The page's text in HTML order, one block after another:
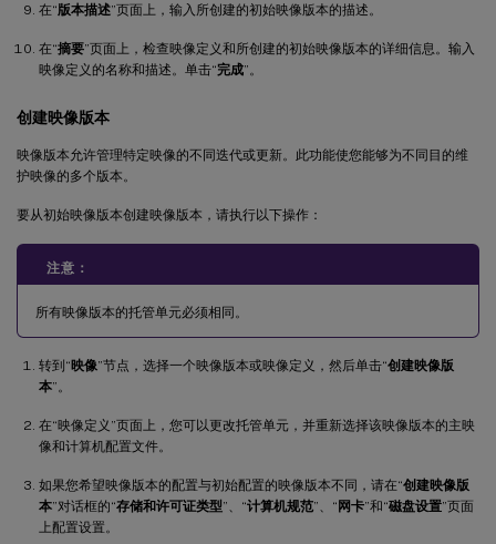
在“版本描述”页面上，输入所创建的初始映像版本的描述。
在“摘要”页面上，检查映像定义和所创建的初始映像版本的详细信息。输入
映像定义的名称和描述。单击“完成”。
创建映像版本
映像版本允许管理特定映像的不同迭代或更新。此功能使您能够为不同目的维
护映像的多个版本。
要从初始映像版本创建映像版本，请执行以下操作：
注意：
所有映像版本的托管单元必须相同。
转到“映像”节点，选择一个映像版本或映像定义，然后单击“创建映像版
本”。
在“映像定义”页面上，您可以更改托管单元，并重新选择该映像版本的主映
像和计算机配置文件。
如果您希望映像版本的配置与初始配置的映像版本不同，请在“创建映像版
本”对话框的“存储和许可证类型”、“计算机规范”、“网卡”和“磁盘设置”页面
上配置设置。